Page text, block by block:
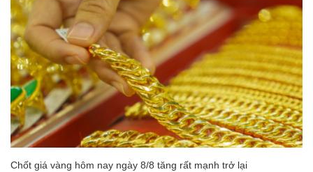
Hơn 106.000 tỷ đồng trái phiếu doanh nghiệp sắp đến hạn, nhóm
bất động sản chiếm 55,6%